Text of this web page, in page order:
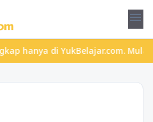
menu
di YukBelajar.com. Mulai